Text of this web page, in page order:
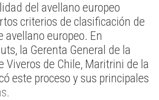
del avellano europeo
criterios de clasificación de
avellano europeo. En
la Gerenta General de la
Viveros de Chile, Maritrini de la
este proceso y sus principales